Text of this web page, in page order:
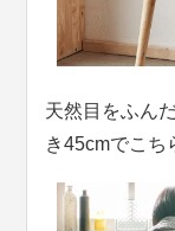
天然目をふん
き45cmでこち